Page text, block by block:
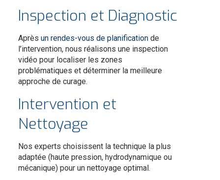
Inspection et Diagnostic
Après un rendes-vous de planificationde
l’intervention, nous réalisons une inspection
vidéo pour localiser les zones
problématiques et déterminer la meilleure
approche de curage.
Intervention et
Nettoyage
Nos experts choisissent la technique la plus
adaptée (haute pression, hydrodynamique ou
mécanique) pour un nettoyage optimal.